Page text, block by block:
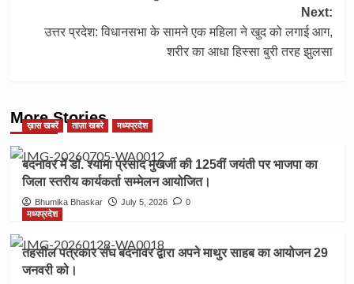
Next:
उत्तर प्रदेश: विधानसभा के सामने एक महिला ने खुद को लगाई आग,
शरीर का आधा हिस्सा बुरी तरह झुलसा
More Stories
ख़ास खबरें ताज़ा खबरे मध्यप्रदेश
बदनावर में डॉ. श्यामा प्रसाद मुखर्जी की 125वीं जयंती पर भाजपा का
जिला स्तरीय कार्यकर्ता सम्मेलन आयोजित।
Bhumika Bhaskar July 5, 2026
0
मध्यप्रदेश
तहसील पत्रकार संघ बदनावर द्वारा अपने माथुर साहब का आयोजन 29
जनवरी को।